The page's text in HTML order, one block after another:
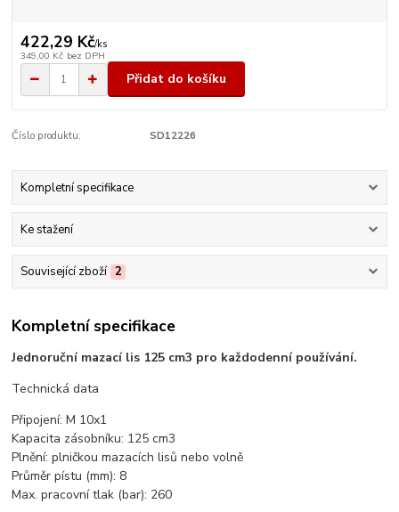
422,29 Kč/ks
349,00 Kč bez DPH
Přidat do košíku
Číslo produktu: SD12226
Kompletní specifikace
Ke stažení
Související zboží 2
Kompletní specifikace
Jednoruční mazací lis 125 cm3 pro každodenní používání.
Technická data
Připojení: M 10x1
Kapacita zásobníku: 125 cm3
Plnění: plničkou mazacích lisů nebo volně
Průměr pístu (mm): 8
Max. pracovní tlak (bar): 260